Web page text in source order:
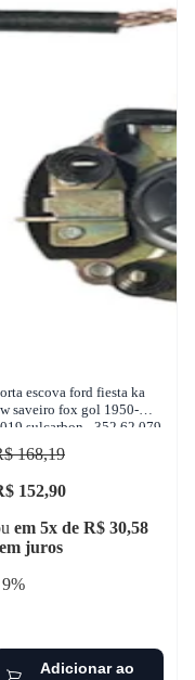
escova ford fiesta ka
saveiro fox gol 1950-
sulcarbon - 352 62 079
168,19
152,90
em 5x de R$ 30,58
juros
Adicionar ao